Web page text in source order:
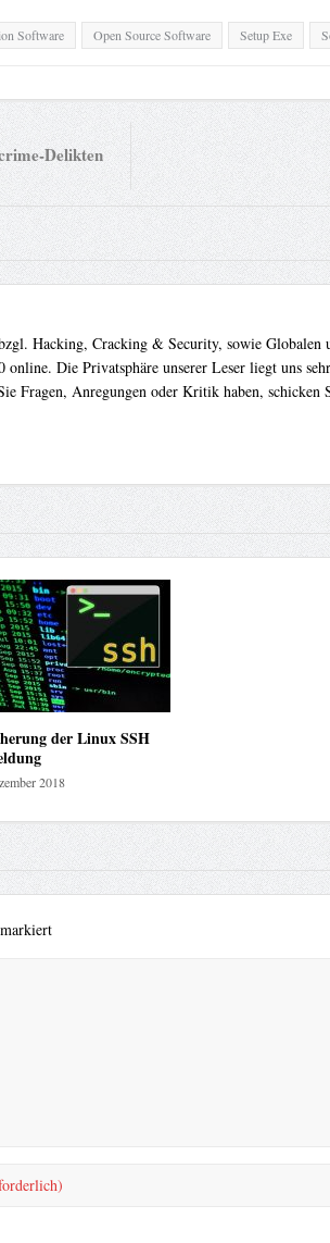
Software Open Source Software Setup Exe
Delikten
Hacking, Cracking & Security, sowie Globalen
Die Privatsphäre unserer Leser liegt uns
Fragen, Anregungen oder Kritik haben,
der Linux SSH
2018